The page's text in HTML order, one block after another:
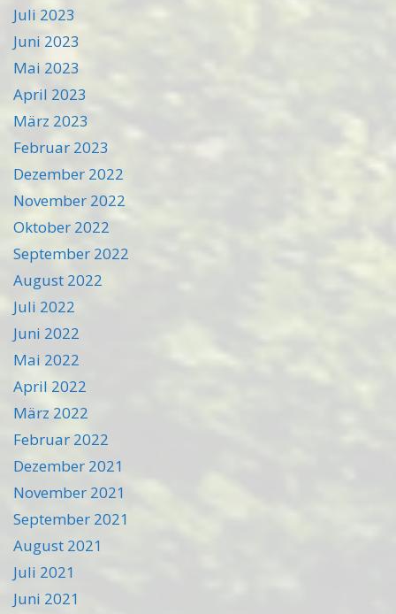
Juli 2023
Juni 2023
Mai 2023
April 2023
März 2023
Februar 2023
Dezember 2022
November 2022
Oktober 2022
September 2022
August 2022
Juli 2022
Juni 2022
Mai 2022
April 2022
März 2022
Februar 2022
Dezember 2021
November 2021
September 2021
August 2021
Juli 2021
Juni 2021